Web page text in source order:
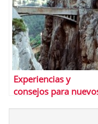
Experiencias y
consejos para